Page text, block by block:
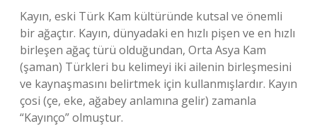
Kayın, eski Türk Kam kültüründe kutsal ve önemli
bir ağaçtır. Kayın, dünyadaki en hızlı pişen ve en hızlı
birleşen ağaç türü olduğundan, Orta Asya Kam
(şaman) Türkleri bu kelimeyi iki ailenin birleşmesini
ve kaynaşmasını belirtmek için kullanmışlardır. Kayın
çosi (çe, eke, ağabey anlamına gelir) zamanla
“Kayınço” olmuştur.